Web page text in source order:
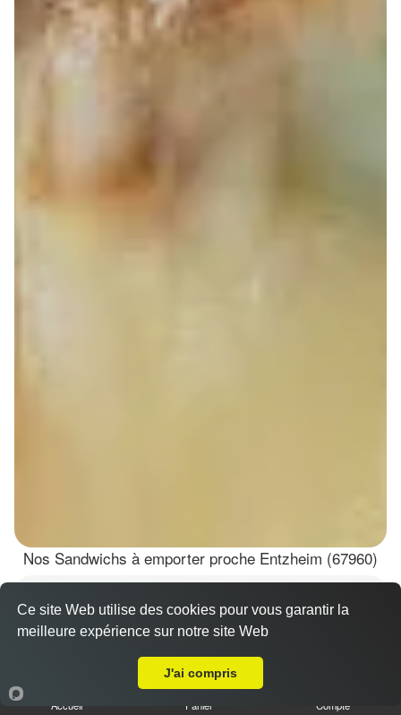
Nos Sandwichs à emporter proche Entzheim (67960)
Dès7.00 €
Accueil Panier Compte
Ce site Web utilise des cookies pour vous garantir la
meilleure expérience sur notre site Web
J'ai compris